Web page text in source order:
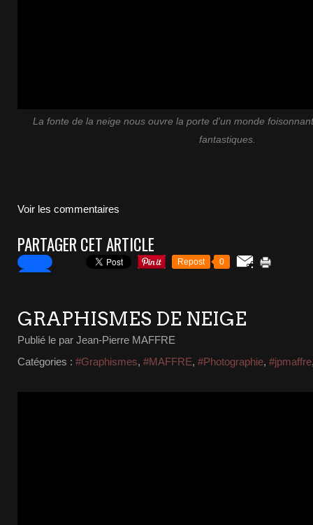
La fonte de la neige nous ouvre la porte d'un monde
fantastiques.
Voir les commentaires
PARTAGER CET ARTICLE
Repost 0
GRAPHISMES DE NEIGE
Publié le par Jean-Pierre MAFFRE
Catégories : #Graphismes, #MAFFRE, #Photographie, #jpmaffre